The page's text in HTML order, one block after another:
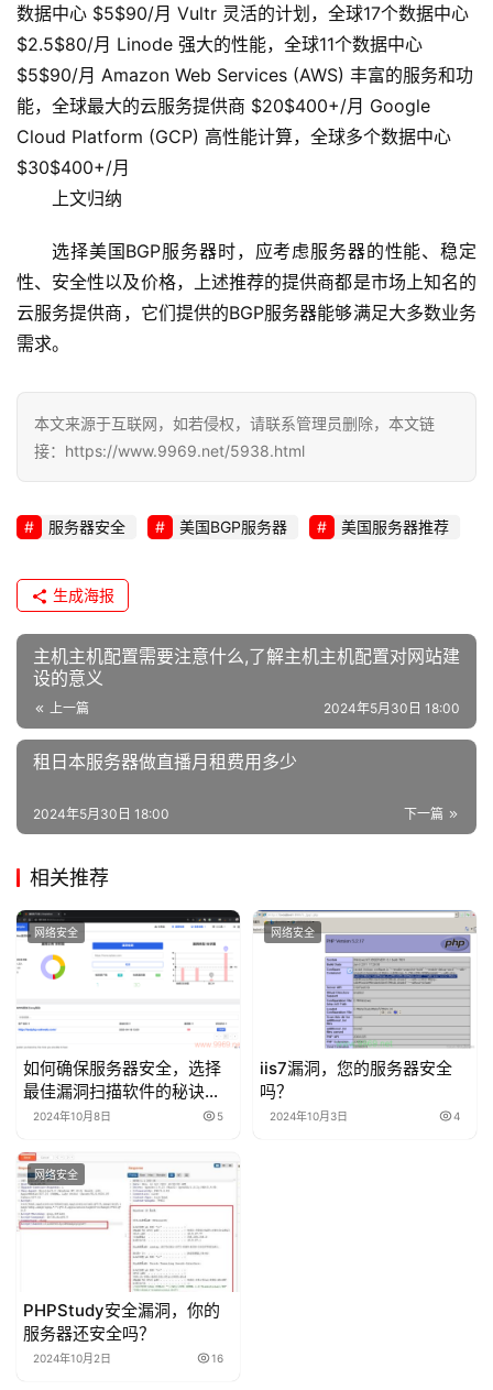
技
术
教
程
C
务
网
运
维
网
安
x
运
数据中心 $5$90/月 Vultr 灵活的计划，全球17个数据中心
$2.5$80/月 Linode 强大的性能，全球11个数据中心
$5$90/月 Amazon Web Services (AWS) 丰富的服务和功
能，全球最大的云服务提供商 $20$400+/月 Google
Cloud Platform (GCP) 高性能计算，全球多个数据中心
$30$400+/月
上文归纳
选择美国BGP服务器时，应考虑服务器的性能、稳定
性、安全性以及价格，上述推荐的提供商都是市场上知名的
云服务提供商，它们提供的BGP服务器能够满足大多数业务
需求。
本文来源于互联网，如若侵权，请联系管理员删除，本文链
接：https://www.9969.net/5938.html
服务器安全 美国BGP服务器 美国服务器推荐
生成海报
主机主机配置需要注意什么,了解主机主机配置对网站建
设的意义
上一篇 2024年5月30日 18:00
租日本服务器做直播月租费用多少
下一篇
2024年5月30日 18:00
相关推荐
网络安全
如何确保服务器安全，选择
最佳漏洞扫描软件的秘诀是
什么？
2024年10月8日 5
网络安全
iis7漏洞，您的服务器安全
吗？
2024年10月3日 4
网络安全
PHPStudy安全漏洞，你的
服务器还安全吗？
2024年10月2日 16